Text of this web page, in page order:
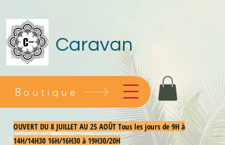
Caravan
OUVERT DU 8 JUILLET AU 25 AOÛT Tous les jours de 9H à
14H/14H30 16H/16H30 à 19H30/20H
Boutique